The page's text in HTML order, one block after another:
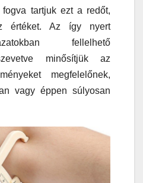
tartjuk ezt a redőt,
értéket. Az így nyert
fellelhető
minősítjük az
megfelelőnek,
vagy éppen súlyosan